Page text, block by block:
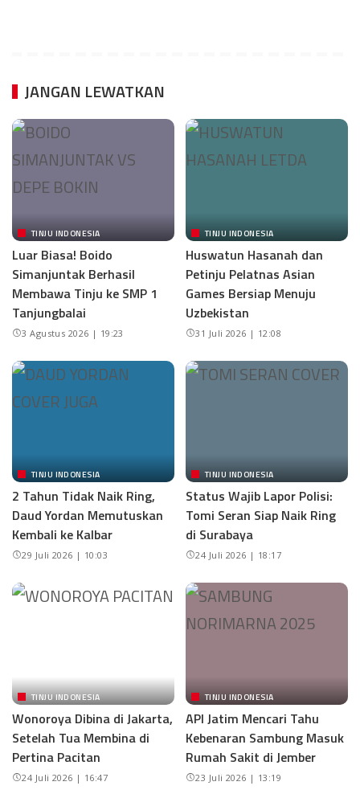
JANGAN LEWATKAN
TINJU INDONESIA
Luar Biasa! Boido
Simanjuntak Berhasil
Membawa Tinju ke SMP 1
Tanjungbalai
3 Agustus 2026 | 19:23
TINJU INDONESIA
Huswatun Hasanah dan
Petinju Pelatnas Asian
Games Bersiap Menuju
Uzbekistan
31 Juli 2026 | 12:08
TINJU INDONESIA
2 Tahun Tidak Naik Ring,
Daud Yordan Memutuskan
Kembali ke Kalbar
29 Juli 2026 | 10:03
TINJU INDONESIA
Status Wajib Lapor Polisi:
Tomi Seran Siap Naik Ring
di Surabaya
24 Juli 2026 | 18:17
TINJU INDONESIA
Wonoroya Dibina di Jakarta,
Setelah Tua Membina di
Pertina Pacitan
24 Juli 2026 | 16:47
TINJU INDONESIA
API Jatim Mencari Tahu
Kebenaran Sambung Masuk
Rumah Sakit di Jember
23 Juli 2026 | 13:19